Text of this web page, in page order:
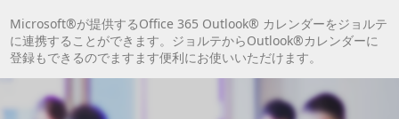
Microsoft®が提供するOffice 365 Outlook® カレンダーをジョルテ
に連携することができます。ジョルテからOutlook®カレンダーに
登録もできるのでますます便利にお使いいただけます。